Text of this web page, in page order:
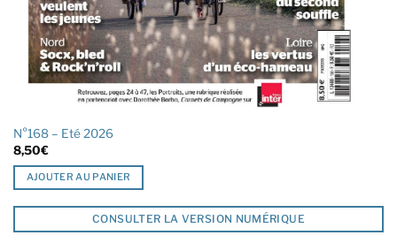
N°168 – Eté 2026
8,50€
AJOUTER AU PANIER
CONSULTER LA VERSION NUMÉRIQUE